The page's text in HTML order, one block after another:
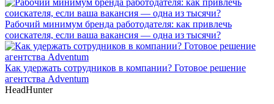
Рабочий минимум бренда работодателя: как привлечь
соискателя, если ваша вакансия — одна из тысячи?
Как удержать сотрудников в компании? Готовое решение
агентства Adventum
HeadHunter